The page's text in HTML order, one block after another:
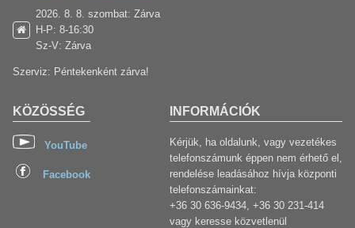
2026. 8. 8. szombat: Zárva
H-P: 8-16:30
Sz-V: Zárva
Szerviz: Péntekenként zárva!
KÖZÖSSÉG
YouTube
Facebook
INFORMÁCIÓK
Kérjük, ha oldalunk, vagy vezetékes
telefonszámunk éppen nem érhető el,
rendelése leadásához hívja központi
telefonszámainkat:
+36 30 636-9434, +36 30 231-414
vagy keresse közvetlenül